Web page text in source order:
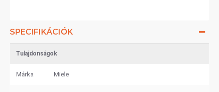
SPECIFIKÁCIÓK
Tulajdonságok
Márka Miele